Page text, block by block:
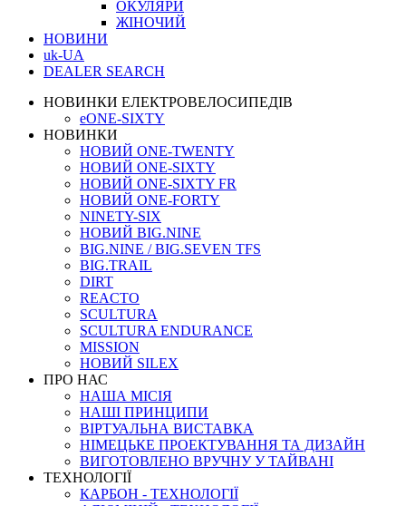
ОКУЛЯРИ
ЖІНОЧИЙ
НОВИНИ
uk-UA
DEALER SEARCH
НОВИНКИ ЕЛЕКТРОВЕЛОСИПЕДІВ
eONE-SIXTY
НОВИНКИ
НОВИЙ ONE-TWENTY
НОВИЙ ONE-SIXTY
НОВИЙ ONE-SIXTY FR
НОВИЙ ONE-FORTY
NINETY-SIX
НОВИЙ BIG.NINE
BIG.NINE / BIG.SEVEN TFS
BIG.TRAIL
DIRT
REACTO
SCULTURA
SCULTURA ENDURANCE
MISSION
НОВИЙ SILEX
ПРО НАС
НАША МICIЯ
НАШI ПРИНЦИПИ
ВIРТУАЛЬНА ВИСТАВКА
НІМЕЦЬКЕ ПРОЕКТУВАННЯ ТА ДИЗАЙН
ВИГОТОВЛЕНО ВРУЧНУ У ТАЙВАНІ
ТЕХНОЛОГІЇ
КАРБОН - ТЕХНОЛОГІЇ